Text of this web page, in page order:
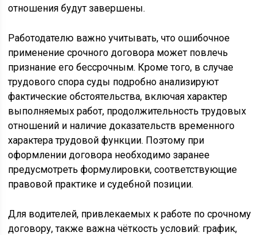
отношения будут завершены.
Работодателю важно учитывать, что ошибочное
применение срочного договора может повлечь
признание его бессрочным. Кроме того, в случае
трудового спора суды подробно анализируют
фактические обстоятельства, включая характер
выполняемых работ, продолжительность трудовых
отношений и наличие доказательств временного
характера трудовой функции. Поэтому при
оформлении договора необходимо заранее
предусмотреть формулировки, соответствующие
правовой практике и судебной позиции.
Для водителей, привлекаемых к работе по срочному
договору, также важна чёткость условий: график,